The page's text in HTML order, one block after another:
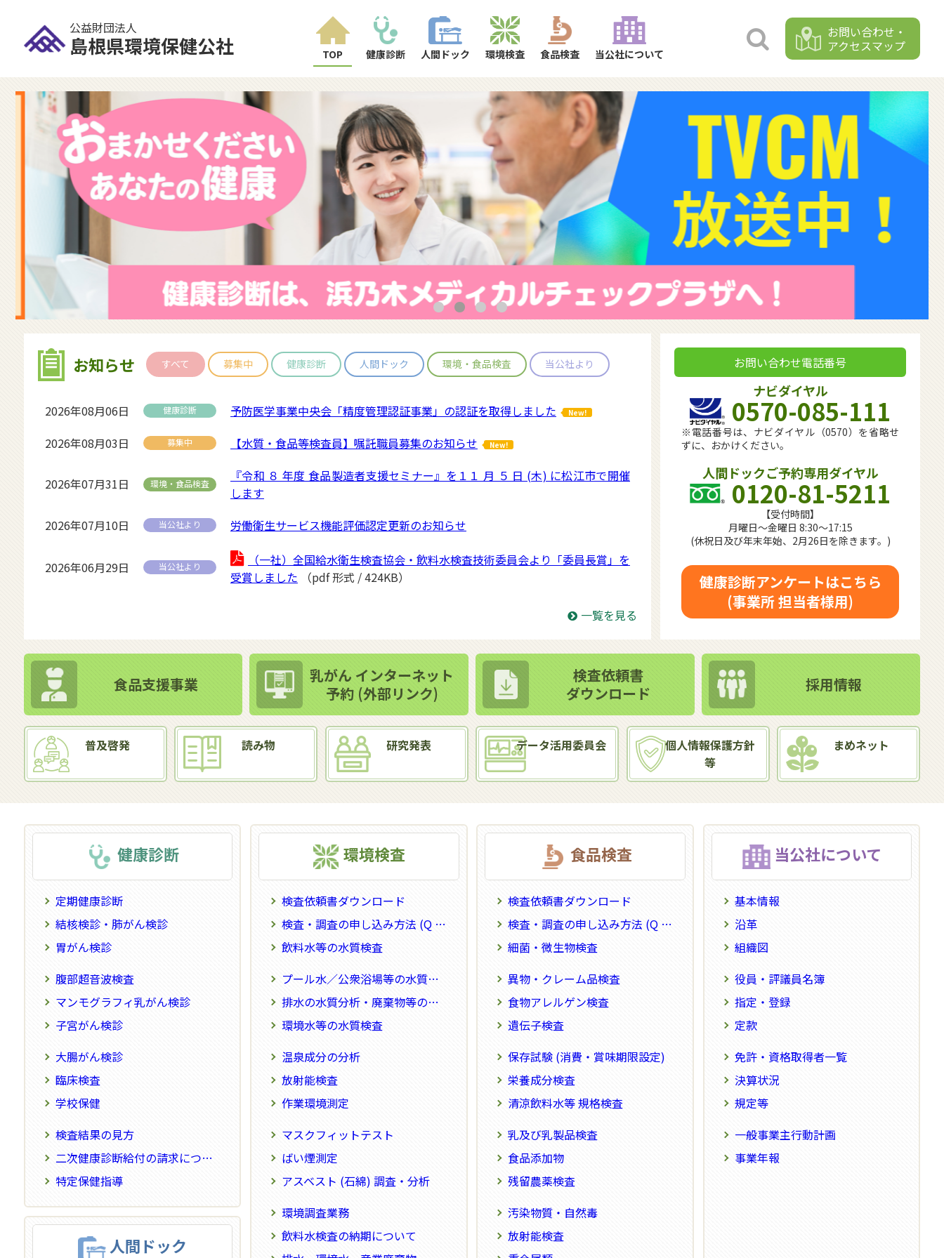
公益財団法人
島根県環境保健公社 TOP 健康診断 人間ドック 環境検査 食品検査 当公社について
お問い合わせ・
アクセスマップ
お知らせ すべて 募集中 健康診断 人間ドック 環境・食品検査 当公社より
2026年08月06日 健康診断 予防医学事業中央会「精度管理認証事業」の認証を取得しました New!
2026年08月03日 募集中 【水質・食品等検査員】嘱託職員募集のお知らせ New!
2026年07月31日 環境・食品検査
『令和 ８ 年度 食品製造者支援セミナー』を１１ 月 ５ 日 (木) に松江市で開催
します
2026年07月10日
当公社より 労働衛生サービス機能評価認定更新のお知らせ
2026年06月29日 当公社より
（一社）全国給水衛生検査協会・飲料水検査技術委員会より「委員長賞」を
受賞しました （pdf 形式 / 424KB）
一覧を見る
お問い合わせ電話番号
ナビダイヤル
0570-085-111
※電話番号は、ナビダイヤル（0570）を省略せ
ずに、おかけください。
人間ドックご予約専用ダイヤル
0120-81-5211
【受付時間】
月曜日～金曜日 8:30～17:15
(休祝日及び年末年始、2月26日を除きます。)
健康診断アンケートはこちら
(事業所 担当者様用)
食品支援事業
乳がん インターネット
予約 (外部リンク)
検査依頼書
ダウンロード
採用情報
普及啓発 読み物 研究発表 データ活用委員会
個人情報保護方針
等
まめネット
健康診断
定期健康診断
結核検診・肺がん検診
胃がん検診
腹部超音波検査
マンモグラフィ乳がん検診
子宮がん検診
大腸がん検診
臨床検査
学校保健
検査結果の見方
二次健康診断給付の請求について
特定保健指導
人間ドック
環境検査
検査依頼書ダウンロード
検査・調査の申し込み方法 (Q & A)
飲料水等の水質検査
プール水／公衆浴場等の水質検査
排水の水質分析・廃棄物等の分析
環境水等の水質検査
温泉成分の分析
放射能検査
作業環境測定
マスクフィットテスト
ばい煙測定
アスベスト (石綿) 調査・分析
環境調査業務
飲料水検査の納期について
食品検査
検査依頼書ダウンロード
検査・調査の申し込み方法 (Q & A)
細菌・微生物検査
異物・クレーム品検査
食物アレルゲン検査
遺伝子検査
保存試験 (消費・賞味期限設定)
栄養成分検査
清涼飲料水等 規格検査
乳及び乳製品検査
食品添加物
残留農薬検査
汚染物質・自然毒
放射能検査
当公社について
基本情報
沿革
組織図
役員・評議員名簿
指定・登録
定款
免許・資格取得者一覧
決算状況
規定等
一般事業主行動計画
事業年報